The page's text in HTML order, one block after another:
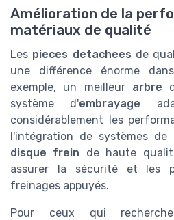
Amélioration de la
matériaux de qualité
Les pieces detachees de
une différence énorme
exemple, un meilleur arbre
système d'embrayage
considérablement les
l'intégration de systèmes de
disque frein de haute
assurer la sécurité et les
freinages appuyés.
Pour ceux qui